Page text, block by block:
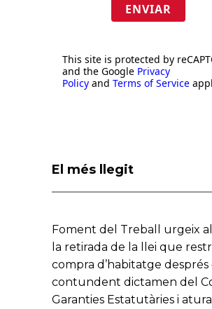
ENVIAR
This site is protected by
and the Google Privacy
Policy and Terms of Service
El més llegit
Foment del Treball urgeix
la retirada de la llei que
compra d’habitatge després
contundent dictamen del
Garanties Estatutàries i